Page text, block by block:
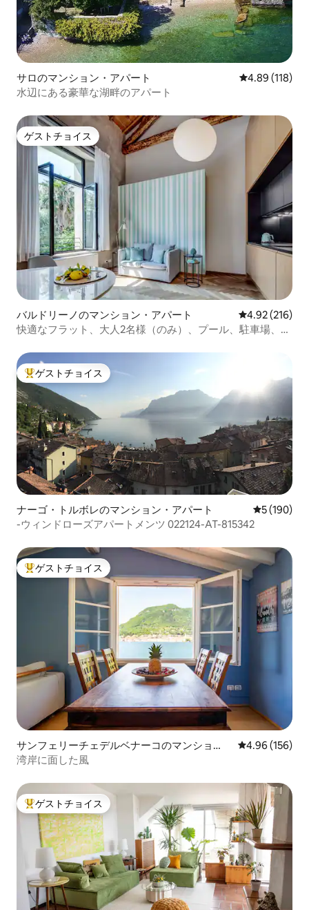
サロのマンション・アパート レビュー118
4.89 (118)
水辺にある豪華な湖畔のアパート
ゲストチョイス
ゲストチョイス
バルドリーノのマンション・アパート レビュー216
4.92 (216)
快適なフラット、大人2名様（のみ）、プール、駐車場、バ
大好評のゲストチョイスです。
ゲストチョイス
ナーゴ・トルボレのマンション・アパート レビュー
5 (190)
-ウィンドローズアパートメンツ 022124-AT-815342
大好評のゲストチョイスです。
ゲストチョイス
サンフェリーチェデルベナーコのマンショ
ン・アパート
レビュー156
4.96 (156)
湾岸に面した風
大好評のゲストチョイスです。
ゲストチョイス